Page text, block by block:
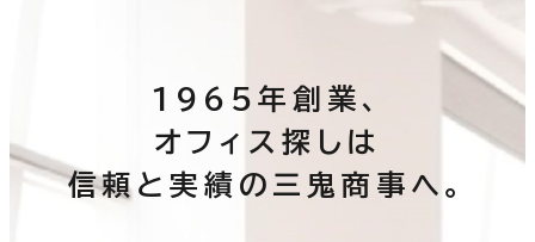
1965年創業、
オフィス探しは
信頼と実績の三鬼商事へ。